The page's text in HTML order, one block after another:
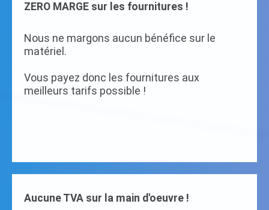
ZERO MARGE sur les fournitures !
Nous ne margons aucun bénéfice sur le
matériel.
Vous payez donc les fournitures aux
meilleurs tarifs possible !
Aucune TVA sur la main d'oeuvre !